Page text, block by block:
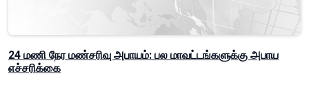
24 மணி நேர மண்சரிவு அபாயம்: பல மாவட்டங்களுக்கு அபாய
எச்சரிக்கை